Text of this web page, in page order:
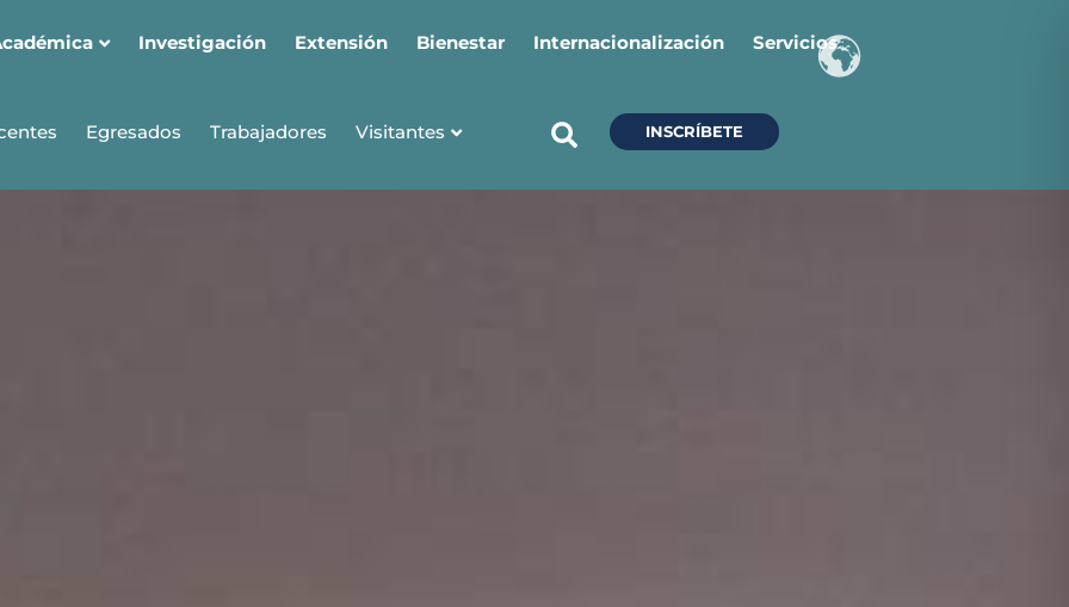
Investigación Extensión Bienestar Internacionalización Servicios
Egresados Trabajadores Visitantes INSCRÍBETE